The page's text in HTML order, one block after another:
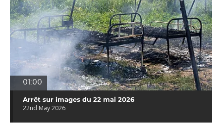
01:00
Arrêt sur images du 22 mai 2026
22nd May 2026